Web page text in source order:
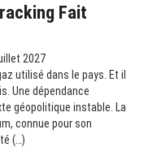
Fait
2027
utilisé dans le pays. Et il
Une dépendance
géopolitique instable. La
connue pour son
(…)